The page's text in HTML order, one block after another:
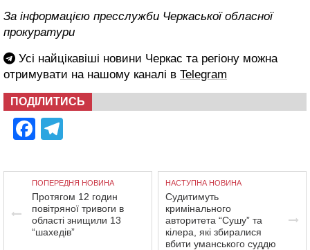
За інформацією пресслужби Черкаської обласної
прокуратури
Усі найцікавіші новини Черкас та регіону можна
отримувати на нашому каналі в Telegram
ПОДІЛИТИСЬ
Facebook
ПОПЕРЕДНЯ НОВИНА
Протягом 12 годин
повітряної тривоги в
області знищили 13
“шахедів”
НАСТУПНА НОВИНА
Судитимуть
кримінального
авторитета “Сушу” та
кілера, які збиралися
вбити уманського суддю